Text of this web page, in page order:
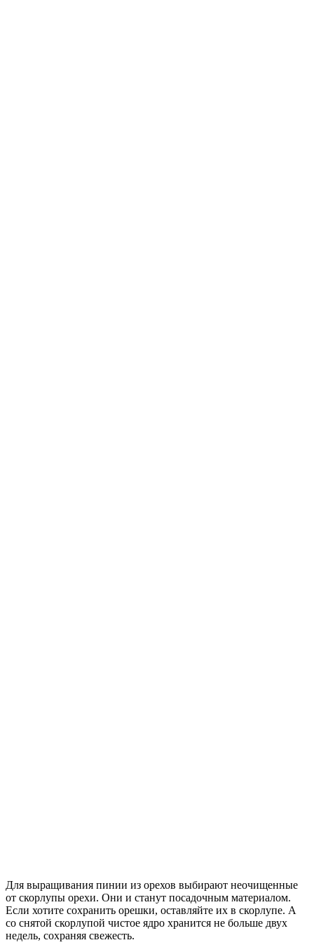
Для выращивания пинии из орехов выбирают неочищенные
от скорлупы орехи. Они и станут посадочным материалом.
Если хотите сохранить орешки, оставляйте их в скорлупе. А
со снятой скорлупой чистое ядро хранится не больше двух
недель, сохраняя свежесть.